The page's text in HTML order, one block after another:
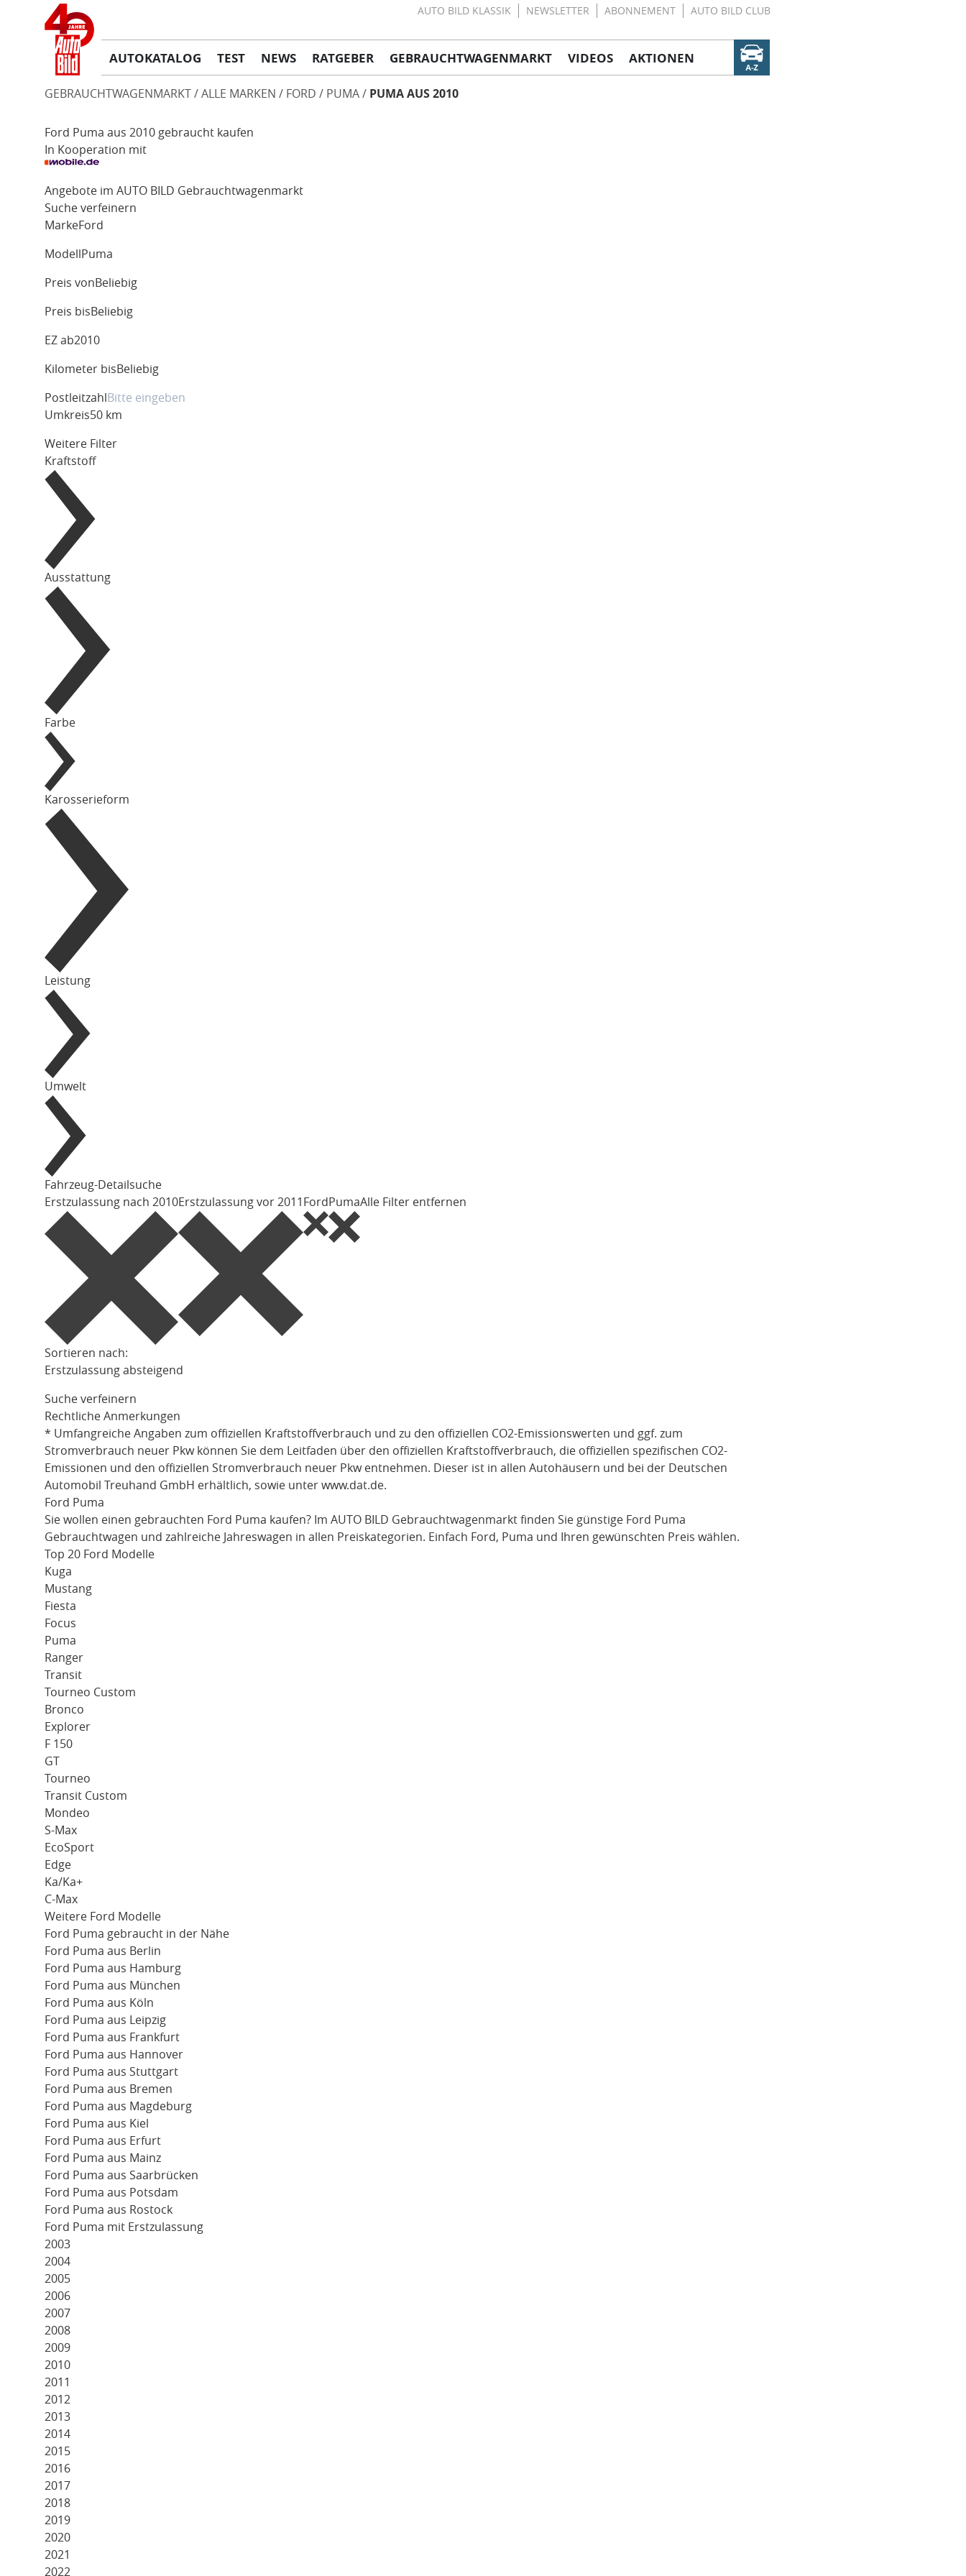
AUTO BILD KLASSIK NEWSLETTER ABONNEMENT AUTO BILD CLUB
AUTOKATALOG TEST NEWS RATGEBER GEBRAUCHTWAGENMARKT VIDEOS AKTIONEN
GEBRAUCHTWAGENMARKT ALLE MARKEN FORD PUMA PUMA AUS 2010
Ford Puma aus 2010 gebraucht kaufen
In Kooperation mit
Angebote im AUTO BILD Gebrauchtwagenmarkt
Suche verfeinern
MarkeFord
Modell Puma
Preis von Beliebig
Preis bis Beliebig
EZ ab2010
Kilometer bis Beliebig
Postleitzahl
Umkreis50 km
Weitere Filter
Kraftstoff
Ausstattung
Farbe
Karosserieform
Leistung
Umwelt
Fahrzeug-Detailsuche
Erstzulassung nach 2010Erstzulassung vor 2011 FordPumaAlle Filter entfernen
Sortieren nach:
Erstzulassung absteigend
Suche verfeinern
Rechtliche Anmerkungen
* Umfangreiche Angaben zum offiziellen Kraftstoffverbrauch und zu den offiziellen CO2-Emissionswerten und ggf. zum
Stromverbrauch neuer Pkw können Sie dem Leitfaden über den offiziellen Kraftstoffverbrauch, die offiziellen spezifischen CO2-
Emissionen und den offiziellen Stromverbrauch neuer Pkw entnehmen. Dieser ist in allen Autohäusern und bei der Deutschen
Automobil Treuhand GmbH erhältlich, sowie unter www.dat.de.
Ford Puma
Sie wollen einen gebrauchten Ford Puma kaufen? Im AUTO BILD Gebrauchtwagenmarkt finden Sie günstige Ford Puma
Gebrauchtwagen und zahlreiche Jahreswagen in allen Preiskategorien. Einfach Ford, Puma und Ihren gewünschten Preis wählen.
Top 20 Ford Modelle
Kuga
Mustang
Fiesta
Focus
Puma
Ranger
Transit
Tourneo Custom
Bronco
Explorer
F 150
GT
Tourneo
Transit Custom
Mondeo
S-Max
EcoSport
Edge
Ka/Ka+
C-Max
Weitere Ford Modelle
Ford Puma gebraucht in der Nähe
Ford Puma aus Berlin
Ford Puma aus Hamburg
Ford Puma aus München
Ford Puma aus Köln
Ford Puma aus Leipzig
Ford Puma aus Frankfurt
Ford Puma aus Hannover
Ford Puma aus Stuttgart
Ford Puma aus Bremen
Ford Puma aus Magdeburg
Ford Puma aus Kiel
Ford Puma aus Erfurt
Ford Puma aus Mainz
Ford Puma aus Saarbrücken
Ford Puma aus Potsdam
Ford Puma aus Rostock
Ford Puma mit Erstzulassung
2003
2004
2005
2006
2007
2008
2009
2010
2011
2012
2013
2014
2015
2016
2017
2018
2019
2020
2021
2022